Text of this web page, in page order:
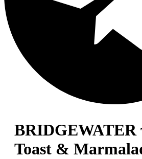
BRIDGEWATER
Toast &